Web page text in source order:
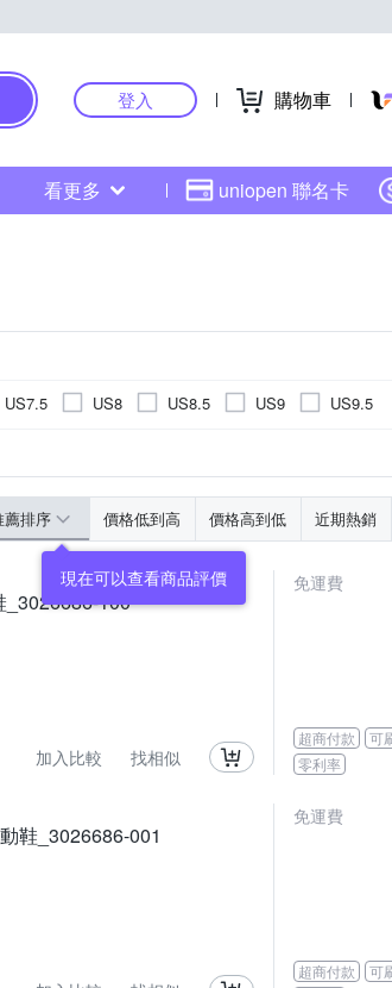
登入 購物車
看更多 uniopen 聯名卡
US7.5 US8 US8.5 US9
US9.5
EU45 EU46 UK3 UK3.5
UK4
薦排序 價格低到高 價格高到低 近期熱銷
_3026686-100
加入比較 找相似
免運費
超商付款 可
零利率
鞋_3026686-001
免運費
超商付款 可